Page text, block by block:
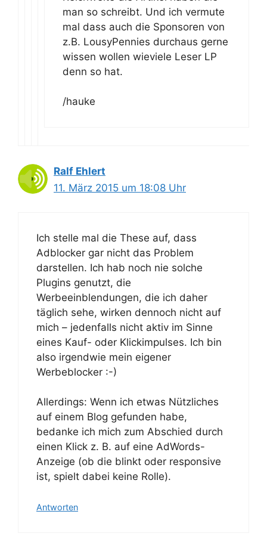
man so schreibt. Und ich vermute
mal dass auch die Sponsoren von
z.B. LousyPennies durchaus gerne
wissen wollen wieviele Leser LP
denn so hat.
/hauke
Ralf Ehlert
11. März 2015 um 18:08 Uhr
Ich stelle mal die These auf, dass
Adblocker gar nicht das Problem
darstellen. Ich hab noch nie solche
Plugins genutzt, die
Werbeeinblendungen, die ich daher
täglich sehe, wirken dennoch nicht auf
mich – jedenfalls nicht aktiv im Sinne
eines Kauf- oder Klickimpulses. Ich bin
also irgendwie mein eigener
Werbeblocker :-)
Allerdings: Wenn ich etwas Nützliches
auf einem Blog gefunden habe,
bedanke ich mich zum Abschied durch
einen Klick z. B. auf eine AdWords-
Anzeige (ob die blinkt oder responsive
ist, spielt dabei keine Rolle).
Antworten